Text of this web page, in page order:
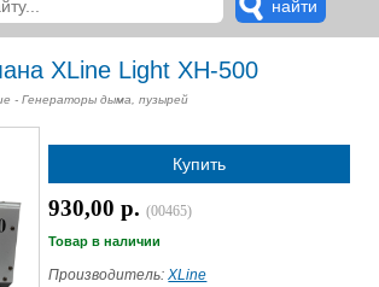
224-
00-
XLine Light XH-500
- Генераторы дыма, пузырей
Купить
930,00 р.(00465)
Товар в наличии
Производитель:XLine